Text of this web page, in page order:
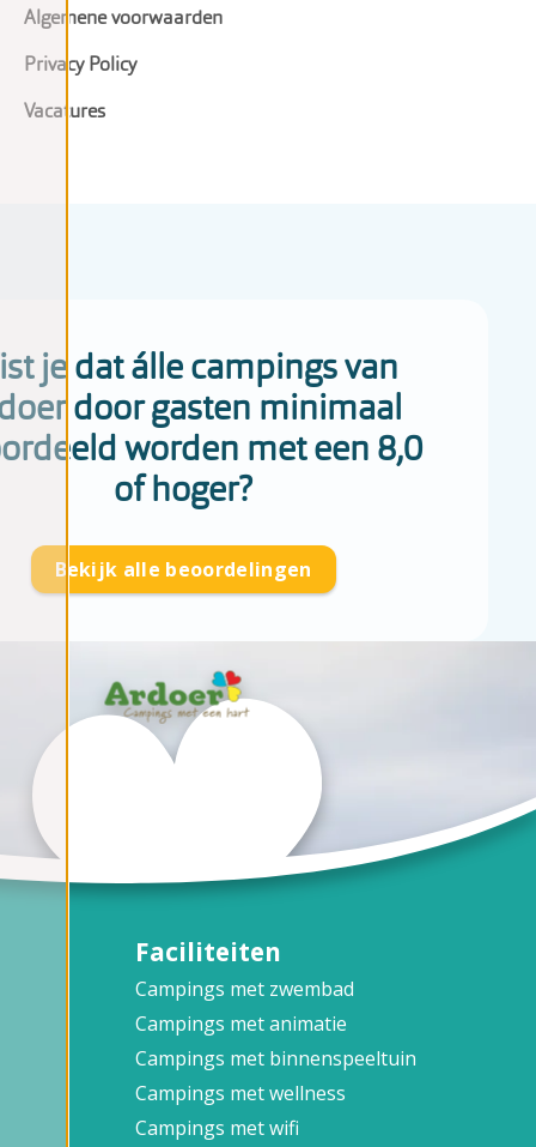
Algemene voorwaarden
Privacy Policy
Vacatures
je dat álle campings van
door gasten minimaal
worden met een 8,0
of hoger?
Bekijk alle beoordelingen
Faciliteiten
Campings met zwembad
Campings met animatie
Campings met binnenspeeltuin
Campings met wellness
Campings met wifi